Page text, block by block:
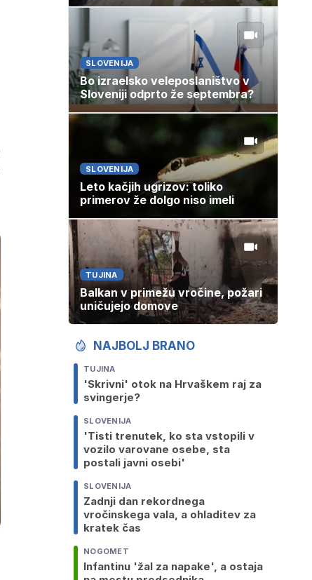
SLOVENIJA
Bo izraelsko veleposlaništvo v
Sloveniji odprto že septembra?
SLOVENIJA
Leto kačjih ugrizov: toliko
primerov že dolgo niso imeli
TUJINA
Balkan v primežu vročine, požari
uničujejo domove
NAJBOLJ BRANO
TUJINA
'Skrivni' otok na Hrvaškem raj za
svingerje?
SLOVENIJA
'Tisti trenutek, ko sta vstopili v
vozilo varovane osebe, sta
postali javni osebi'
SLOVENIJA
Zadnji dan rekordnega
vročinskega vala, a ohladitev za
kratek čas
NOGOMET
Infantinu 'žal za napake', a ostaja